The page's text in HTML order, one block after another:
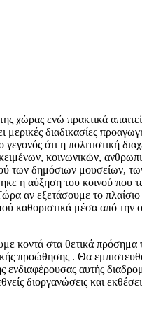
χώρας ενώ πρακτικά
διαδικασίες
ότι η πολιτιστική
κοινωνικών,
των δημόσιων μουσείων,
η αύξηση του κοινού που
αν εξετάσουμε το
καθοριστικά μέσα από
κοντά στα θετικά πρόσημα
προώθησης . Θα
ενδιαφέρουσας αυτής
διοργανώσεις και